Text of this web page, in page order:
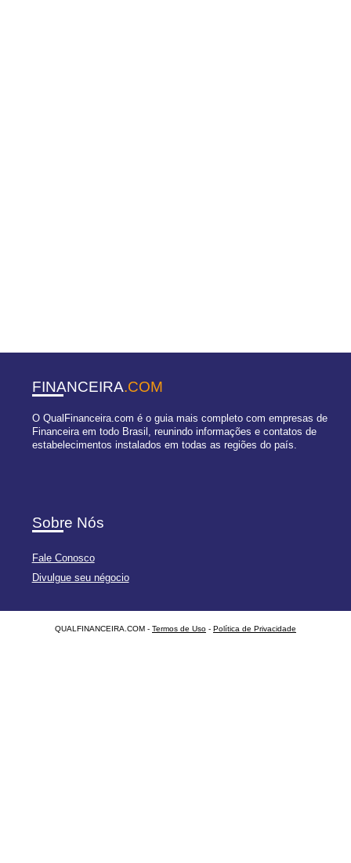
FINANCEIRA.COM
O QualFinanceira.com é o guia mais completo com empresas de
Financeira em todo Brasil, reunindo informações e contatos de
estabelecimentos instalados em todas as regiões do país.
Sobre Nós
Fale Conosco
Divulgue seu négocio
QUALFINANCEIRA.COM - Termos de Uso - Política de Privacidade